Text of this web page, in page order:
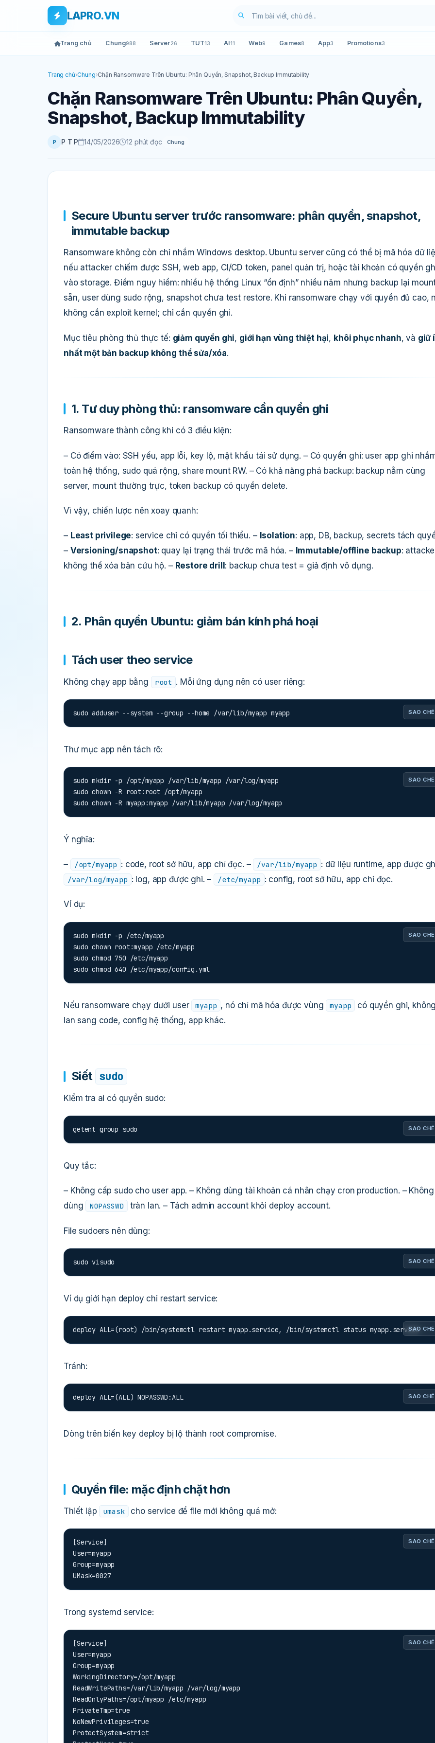
Skip to main content
Bỏ qua tới nội dung
LAPRO.VN
Trang chủ Chung988 Server26 TUT13 AI11 Web9 Games8 App3 Promotions3
Trang chủ›Chung›Chặn Ransomware Trên Ubuntu: Phân Quyền, Snapshot, Backup Immutability
Chặn Ransomware Trên Ubuntu: Phân Quyền,
Snapshot, Backup Immutability
P P T P 14/05/2026 12 phút đọc Chung
Secure Ubuntu server trước ransomware: phân quyền, snapshot,
immutable backup
Ransomware không còn chỉ nhắm Windows desktop. Ubuntu server cũng có thể bị mã hóa dữ
nếu attacker chiếm được SSH, web app, CI/CD token, panel quản trị, hoặc tài khoản có quyền
vào storage. Điểm nguy hiểm: nhiều hệ thống Linux “ổn định” nhiều năm nhưng backup lại
sẵn, user dùng sudo rộng, snapshot chưa test restore. Khi ransomware chạy với quyền đủ cao,
không cần exploit kernel; chỉ cần quyền ghi.
Mục tiêu phòng thủ thực tế: giảm quyền ghi, giới hạn vùng thiệt hại, khôi phục nhanh, và giữ
nhất một bản backup không thể sửa/xóa.
1. Tư duy phòng thủ: ransomware cần quyền ghi
Ransomware thành công khi có 3 điều kiện:
– Có điểm vào: SSH yếu, app lỗi, key lộ, mật khẩu tái sử dụng. – Có quyền ghi: user app ghi
toàn hệ thống, sudo quá rộng, share mount RW. – Có khả năng phá backup: backup nằm cùng
server, mount thường trực, token backup có quyền delete.
Vì vậy, chiến lược nên xoay quanh:
– Least privilege: service chỉ có quyền tối thiểu. – Isolation: app, DB, backup, secrets tách
– Versioning/snapshot: quay lại trạng thái trước mã hóa. – Immutable/offline backup:
không thể xóa bản cứu hộ. – Restore drill : backup chưa test = giả định vô dụng.
2. Phân quyền Ubuntu: giảm bán kính phá hoại
Tách user theo service
Không chạy app bằng root . Mỗi ứng dụng nên có user riêng:
SAO
sudo adduser --system --group --home /var/lib/myapp myapp
Thư mục app nên tách rõ:
SAO
sudo mkdir -p /opt/myapp /var/lib/myapp /var/log/myapp
sudo chown -R root:root /opt/myapp
sudo chown -R myapp:myapp /var/lib/myapp /var/log/myapp
Ý nghĩa:
– /opt/myapp : code, root sở hữu, app chỉ đọc. – /var/lib/myapp : dữ liệu runtime, app được
/var/log/myapp : log, app được ghi. – /etc/myapp : config, root sở hữu, app chỉ đọc.
Ví dụ:
SAO
sudo mkdir -p /etc/myapp
sudo chown root:myapp /etc/myapp
sudo chmod 750 /etc/myapp
sudo chmod 640 /etc/myapp/config.yml
Nếu ransomware chạy dưới user myapp , nó chỉ mã hóa được vùng myapp
có quyền ghi,
lan sang code, config hệ thống, app khác.
Siết sudo
Kiểm tra ai có quyền sudo:
SAO
getent group sudo
Quy tắc:
– Không cấp sudo cho user app. – Không dùng tài khoản cá nhân chạy cron production. – Không
dùng
NOPASSWD tràn lan. – Tách admin account khỏi deploy account.
File sudoers nên dùng:
SAO
sudo visudo
Ví dụ giới hạn deploy chỉ restart service:
SAO
deploy ALL=(root) /bin/systemctl restart myapp.service, /bin/systemctl status myapp.service
Tránh:
SAO
deploy ALL=(ALL) NOPASSWD:ALL
Dòng trên biến key deploy bị lộ thành root compromise.
Quyền file: mặc định chặt hơn
Thiết lập umask cho service để file mới không quá mở:
SAO
[Service]
User=myapp
Group=myapp
UMask=0027
Trong systemd service:
SAO
[Service]
User=myapp
Group=myapp
WorkingDirectory=/opt/myapp
ReadWritePaths=/var/lib/myapp /var/log/myapp
ReadOnlyPaths=/opt/myapp /etc/myapp
PrivateTmp=true
NoNewPrivileges=true
ProtectSystem=strict